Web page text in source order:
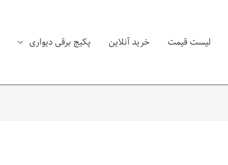
لیست قیمت خرید آنلاین پکیج برقی دیواری